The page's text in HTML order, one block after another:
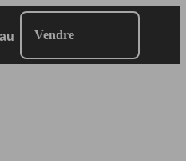
Vendre